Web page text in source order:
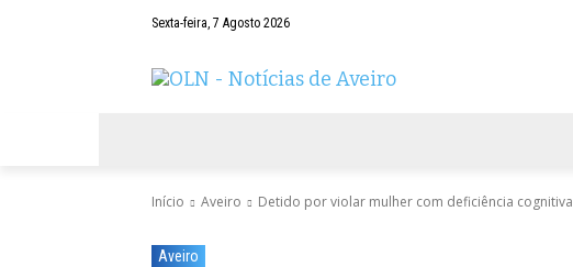
Sexta-feira, 7 Agosto 2026
Início Aveiro Detido por violar mulher com deficiência cognitiva
Aveiro